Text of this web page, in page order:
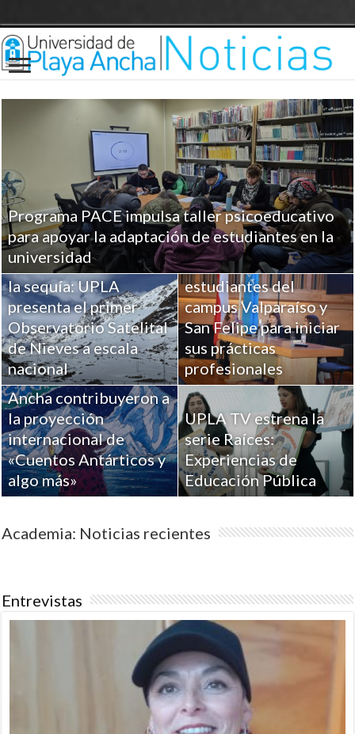
Programa PACE impulsa taller psicoeducativo
para apoyar la adaptación de estudiantes en la
universidad
Ciencia para combatir
la sequía: UPLA
presenta el primer
Observatorio Satelital
de Nieves a escala
nacional
UPLA entrega
herramientas clave a
más de 100
estudiantes del
campus Valparaíso y
San Felipe para iniciar
sus prácticas
profesionales
Académicos de la
Universidad de Playa
Ancha contribuyeron a
la proyección
internacional de
«Cuentos Antárticos y
algo más»
UPLA TV estrena la
serie Raíces:
Experiencias de
Educación Pública
Academia: Noticias recientes
Entrevistas